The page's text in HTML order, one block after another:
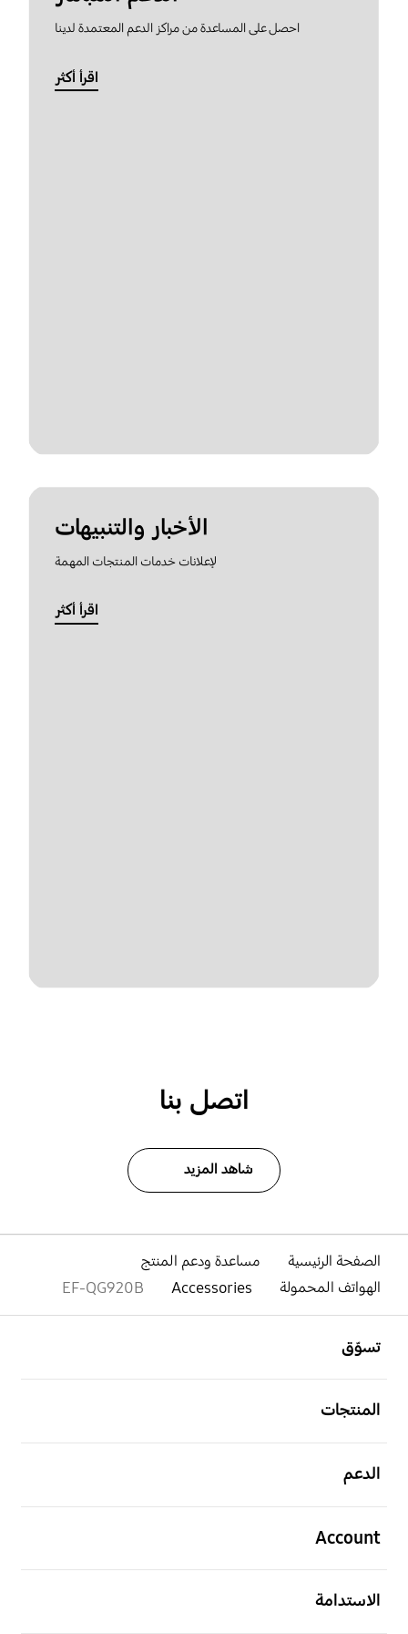
احصل على المساعدة من مراكز الدعم المعتمدة لدينا
اقرأ أكثر
الأخبار والتنبيهات
لإعلانات خدمات المنتجات المهمة
اقرأ أكثر
اتصل بنا
شاهد المزيد
الصفحة الرئيسية
مساعدة ودعم المنتج
الهواتف المحمولة
Accessories
EF-QG920B
تسوّق
المنتجات
الدعم
Account
الاستدامة